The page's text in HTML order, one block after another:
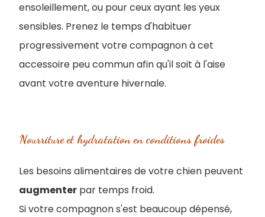
ensoleillement, ou pour ceux ayant les yeux
sensibles. Prenez le temps d'habituer
progressivement votre compagnon à cet
accessoire peu commun afin qu'il soit à l'aise
avant votre aventure hivernale.
Nourriture et hydratation en conditions froides
Les besoins alimentaires de votre chien peuvent
augmenter par temps froid.
Si votre compagnon s'est beaucoup dépensé,